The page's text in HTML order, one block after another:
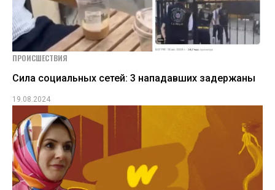
ПРОИСШЕСТВИЯ
Сила социальных сетей: 3 нападавших задержаны
19.08.2024